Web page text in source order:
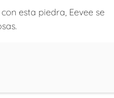
esta piedra, Eevee se